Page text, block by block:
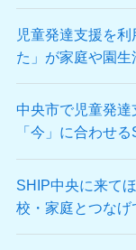
児童発達支援を
た」が家庭や園
中央市で児童発
「今」に合わせ
SHIP中央に来て
校・家庭とつな